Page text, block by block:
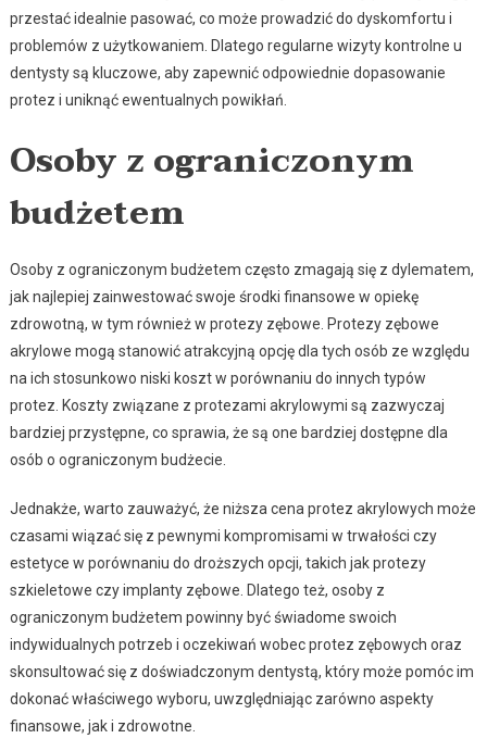
przestać idealnie pasować, co może prowadzić do dyskomfortu i
problemów z użytkowaniem. Dlatego regularne wizyty kontrolne u
dentysty są kluczowe, aby zapewnić odpowiednie dopasowanie
protez i uniknąć ewentualnych powikłań.
Osoby z ograniczonym
budżetem
Osoby z ograniczonym budżetem często zmagają się z dylematem,
jak najlepiej zainwestować swoje środki finansowe w opiekę
zdrowotną, w tym również w protezy zębowe. Protezy zębowe
akrylowe mogą stanowić atrakcyjną opcję dla tych osób ze względu
na ich stosunkowo niski koszt w porównaniu do innych typów
protez. Koszty związane z protezami akrylowymi są zazwyczaj
bardziej przystępne, co sprawia, że są one bardziej dostępne dla
osób o ograniczonym budżecie.
Jednakże, warto zauważyć, że niższa cena protez akrylowych może
czasami wiązać się z pewnymi kompromisami w trwałości czy
estetyce w porównaniu do droższych opcji, takich jak protezy
szkieletowe czy implanty zębowe. Dlatego też, osoby z
ograniczonym budżetem powinny być świadome swoich
indywidualnych potrzeb i oczekiwań wobec protez zębowych oraz
skonsultować się z doświadczonym dentystą, który może pomóc im
dokonać właściwego wyboru, uwzględniając zarówno aspekty
finansowe, jak i zdrowotne.